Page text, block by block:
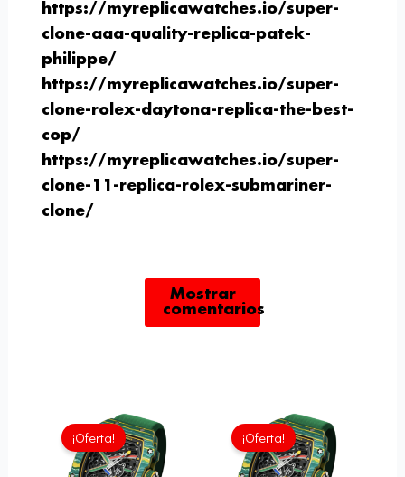
https://myreplicawatches.io/super-
clone-aaa-quality-replica-patek-
philippe/
https://myreplicawatches.io/super-
clone-rolex-daytona-replica-the-best-
cop/
https://myreplicawatches.io/super-
clone-11-replica-rolex-submariner-
clone/
Mostrar
comentarios
¡Oferta!
El
precio
original
era:
El
precio
actual
es:
¡Oferta!
El
precio
original
era:
El
precio
actual
es: